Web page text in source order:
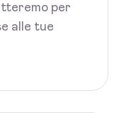
per
alle tue